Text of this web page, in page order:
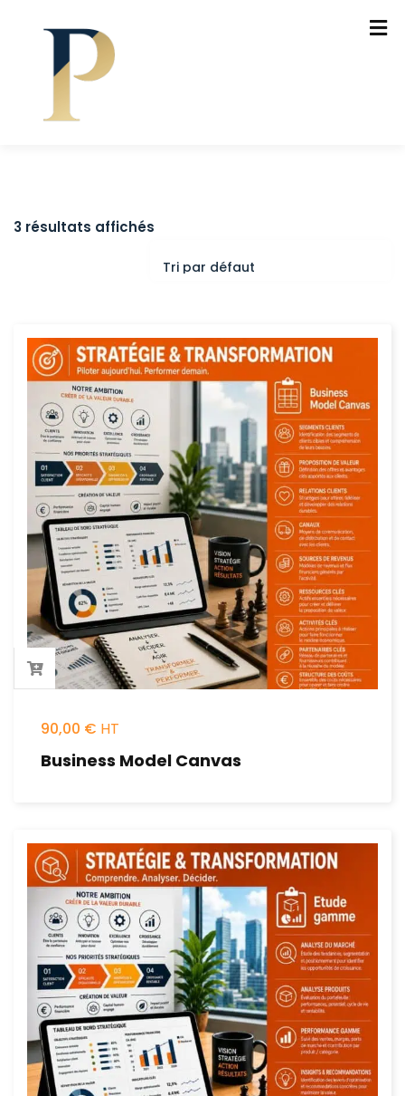
3 résultats affichés
90,00 €
Business Model Canvas